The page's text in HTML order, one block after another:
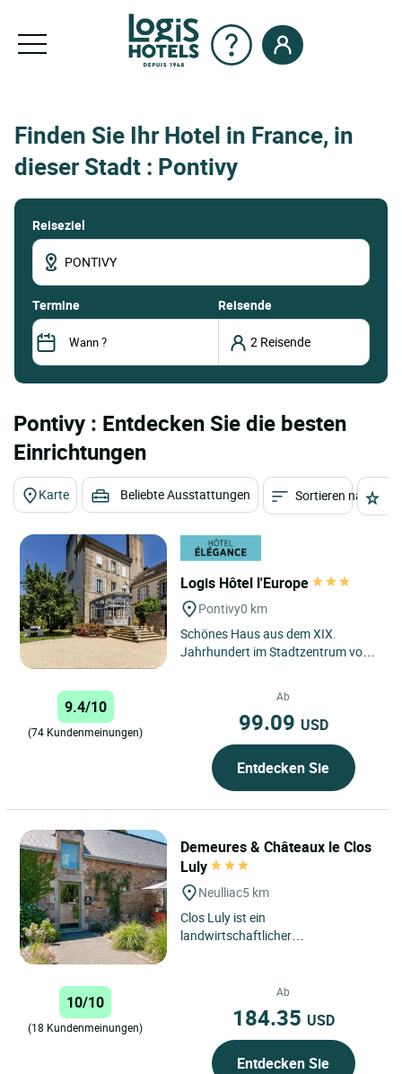
Finden Sie Ihr Hotel in France, in
dieser Stadt : Pontivy
Reiseziel
termine Reisende
Pontivy : Entdecken Sie die besten
Einrichtungen
Karte Beliebte Ausstattungen Sortieren nach
Logis Hôtel l'Europe
Pontivy0 km
Schönes Haus aus dem XIX.
Jahrhundert im Stadtzentrum von
9.4/10
(74 Kundenmeinungen)
Ab
99.09 USD
Entdecken Sie
Demeures & Châteaux le Clos
Luly
Neulliac5 km
Clos Luly ist ein
landwirtschaftlicher
von Saint-Brieuc,...
10/10
(18 Kundenmeinungen)
Ab
184.35 USD
Entdecken Sie